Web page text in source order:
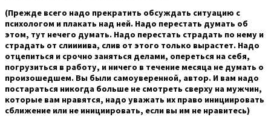
(Прежде всего надо прекратить обсуждать ситуацию с
психологом и плакать над ней. Надо перестать думать об
этом, тут нечего думать. Надо перестать страдать по нему и
страдать от слиииива, слив от этого только вырастет. Надо
отцепиться и срочно заняться делами, опереться на себя,
погрузиться в работу, и ничего в течение месяца не думать о
произошедшем. Вы были самоуверенной, автор. И вам надо
постараться никогда больше не смотреть сверху на мужчин,
которые вам нравятся, надо уважать их право инициировать
сближение или не инициировать, если вы им не нравитесь)